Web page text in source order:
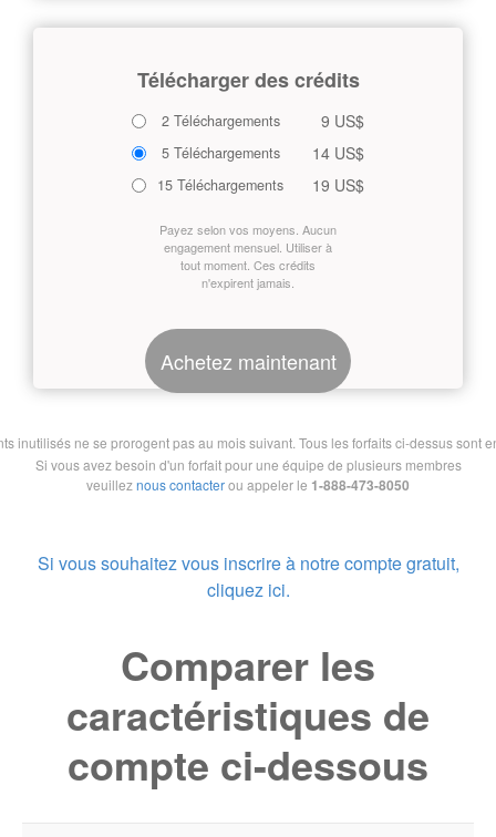
Télécharger des crédits
2 Téléchargements 9 US$
5 Téléchargements 14 US$
15 Téléchargements 19 US$
Payez selon vos moyens. Aucun
engagement mensuel. Utiliser à
tout moment. Ces crédits
n'expirent jamais.
Achetez maintenant
inutilisés ne se prorogent pas au mois suivant. Tous les forfaits ci-dessus sont
Si vous avez besoin d'un forfait pour une équipe de plusieurs membres
veuilleznous contacterou appeler le 1-888-473-8050
Si vous souhaitez vous inscrire à notre compte gratuit,
cliquez ici.
Comparer les
caractéristiques de
compte ci-dessous